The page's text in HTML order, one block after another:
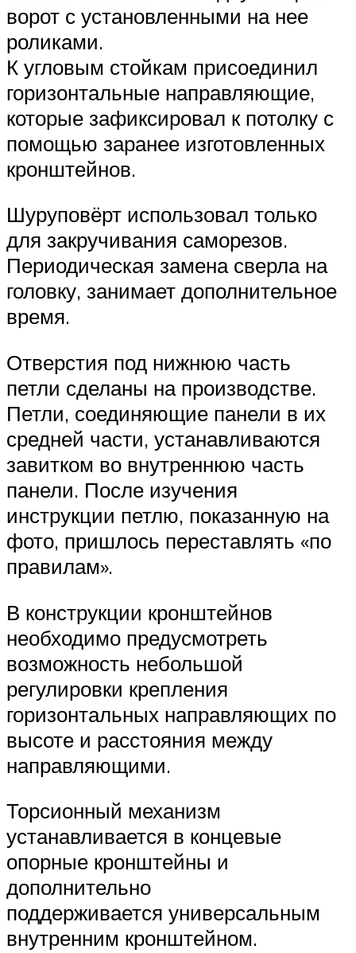
ворот с установленными на нее
роликами.
К угловым стойкам присоединил
горизонтальные направляющие,
которые зафиксировал к потолку с
помощью заранее изготовленных
кронштейнов.
Шуруповёрт использовал только
для закручивания саморезов.
Периодическая замена сверла на
головку, занимает дополнительное
время.
Отверстия под нижнюю часть
петли сделаны на производстве.
Петли, соединяющие панели в их
средней части, устанавливаются
завитком во внутреннюю часть
панели. После изучения
инструкции петлю, показанную на
фото, пришлось переставлять «по
правилам».
В конструкции кронштейнов
необходимо предусмотреть
возможность небольшой
регулировки крепления
горизонтальных направляющих по
высоте и расстояния между
направляющими.
Торсионный механизм
устанавливается в концевые
опорные кронштейны и
дополнительно
поддерживается универсальным
внутренним кронштейном.